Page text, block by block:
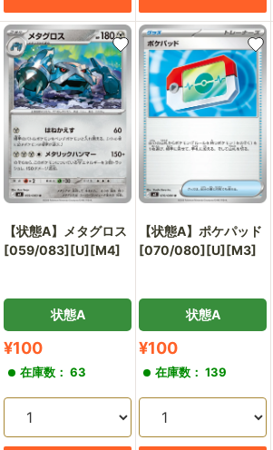
【状態A】メタグロス
[059/083][U][M4]
状態A
販
価
格
¥100
在庫数： 63
【状態A】ポケパッド
[070/080][U][M3]
状態A
販
価
格
¥100
在庫数： 139